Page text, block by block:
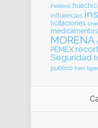
Federal
influencias
licitaciones
medicamentos
MORENA
PEMEX
Seguridad
publico tren